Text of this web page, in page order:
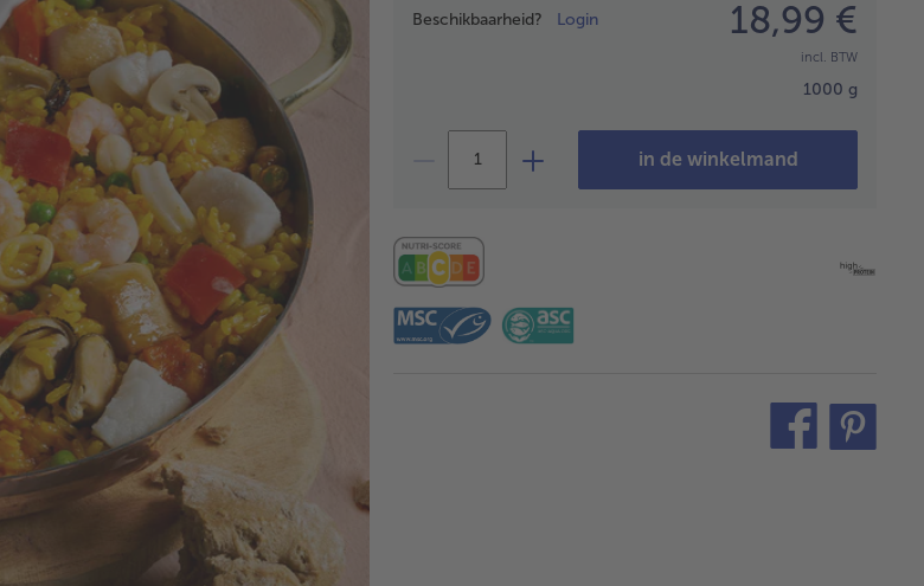
Beschikbaarheid? Login 18,99 €
incl. BTW
1000 g
in de winkelmand
teilen